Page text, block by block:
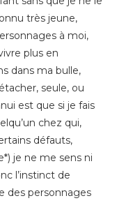
très jeune,
à moi,
plus en
dans ma bulle,
seule, ou
est que si je fais
chez qui,
défauts,
je ne me sens ni
l’instinct de
des personnages